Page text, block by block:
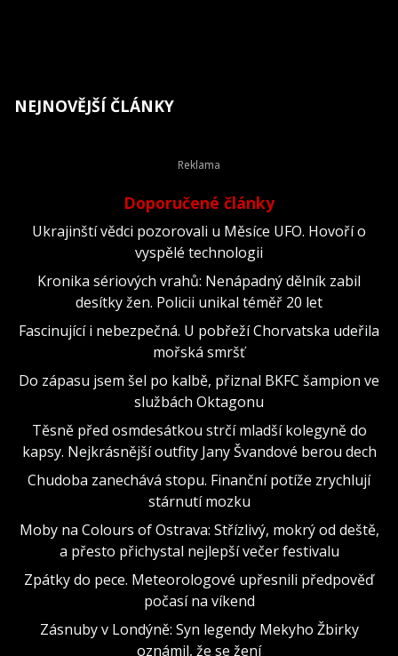
NEJNOVĚJŠÍ ČLÁNKY
Doporučené články
Ukrajinští vědci pozorovali u Měsíce UFO. Hovoří o
vyspělé technologii
Kronika sériových vrahů: Nenápadný dělník zabil
desítky žen. Policii unikal téměř 20 let
Fascinující i nebezpečná. U pobřeží Chorvatska udeřila
mořská smršť
Do zápasu jsem šel po kalbě, přiznal BKFC šampion ve
službách Oktagonu
Těsně před osmdesátkou strčí mladší kolegyně do
kapsy. Nejkrásnější outfity Jany Švandové berou dech
Chudoba zanechává stopu. Finanční potíže zrychlují
stárnutí mozku
Moby na Colours of Ostrava: Střízlivý, mokrý od deště,
a přesto přichystal nejlepší večer festivalu
Zpátky do pece. Meteorologové upřesnili předpověď
počasí na víkend
Zásnuby v Londýně: Syn legendy Mekyho Žbirky
oznámil, že se žení